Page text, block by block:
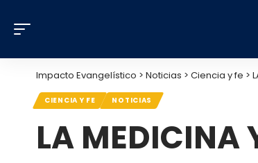
Impacto Evangelístico > Noticias > Ciencia y fe >
CIENCIA Y FE NOTICIAS
LA MEDICINA